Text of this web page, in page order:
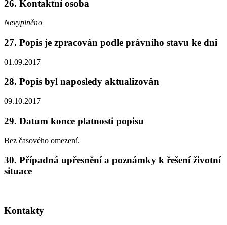
26. Kontaktní osoba
Nevyplněno
27. Popis je zpracován podle právního stavu ke dni
01.09.2017
28. Popis byl naposledy aktualizován
09.10.2017
29. Datum konce platnosti popisu
Bez časového omezení.
30. Případná upřesnění a poznámky k řešení životní
situace
Kontakty